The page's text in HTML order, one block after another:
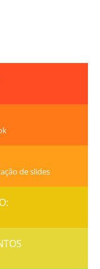
de slides